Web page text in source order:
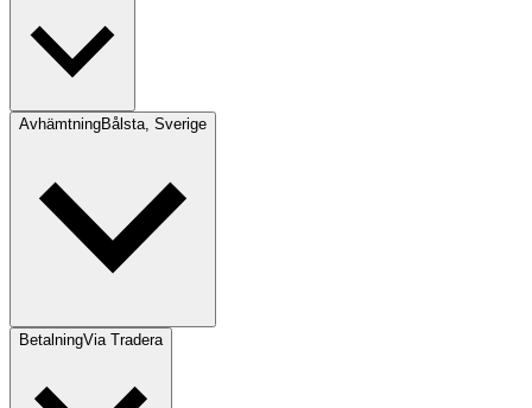
AvhämtningBålsta, Sverige
BetalningVia Tradera